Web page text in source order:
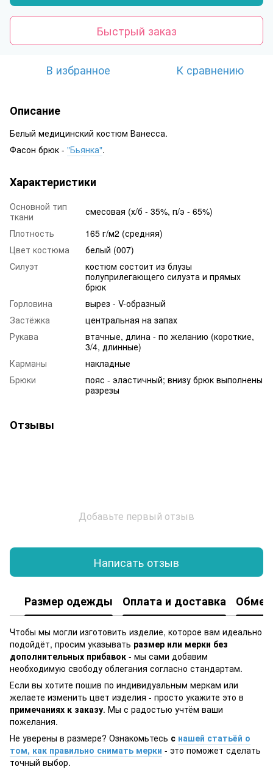
Быстрый заказ
В избранное К сравнению
Описание
Белый медицинский костюм Ванесса.
Фасон брюк - "Бьянка".
Характеристики
Основной тип
ткани
смесовая (х/б - 35%, п/э - 65%)
Плотность
165 г/м2 (средняя)
Цвет костюма
белый (007)
Силуэт
костюм состоит из блузы
полуприлегающего силуэта и прямых
брюк
Горловина
вырез - V-образный
Застёжка
центральная на запах
Рукава
втачные, длина - по желанию (короткие,
3/4, длинные)
Карманы
накладные
Брюки
пояс - эластичный; внизу брюк выполнены
разрезы
Отзывы
Добавьте первый отзыв
Написать отзыв
Размер одежды Оплата и доставка Обмен
Чтобы мы могли изготовить изделие, которое вам идеально
подойдёт, просим указывать размер или мерки без
дополнительных прибавок - мы сами добавим
необходимую свободу облегания согласно стандартам.
Если вы хотите пошив по индивидуальным меркам или
желаете изменить цвет изделия - просто укажите это в
примечаниях к заказу. Мы с радостью учтём ваши
пожелания.
Не уверены в размере? Ознакомьтесь с нашей статьёй о
том, как правильно снимать мерки - это поможет сделать
точный выбор.